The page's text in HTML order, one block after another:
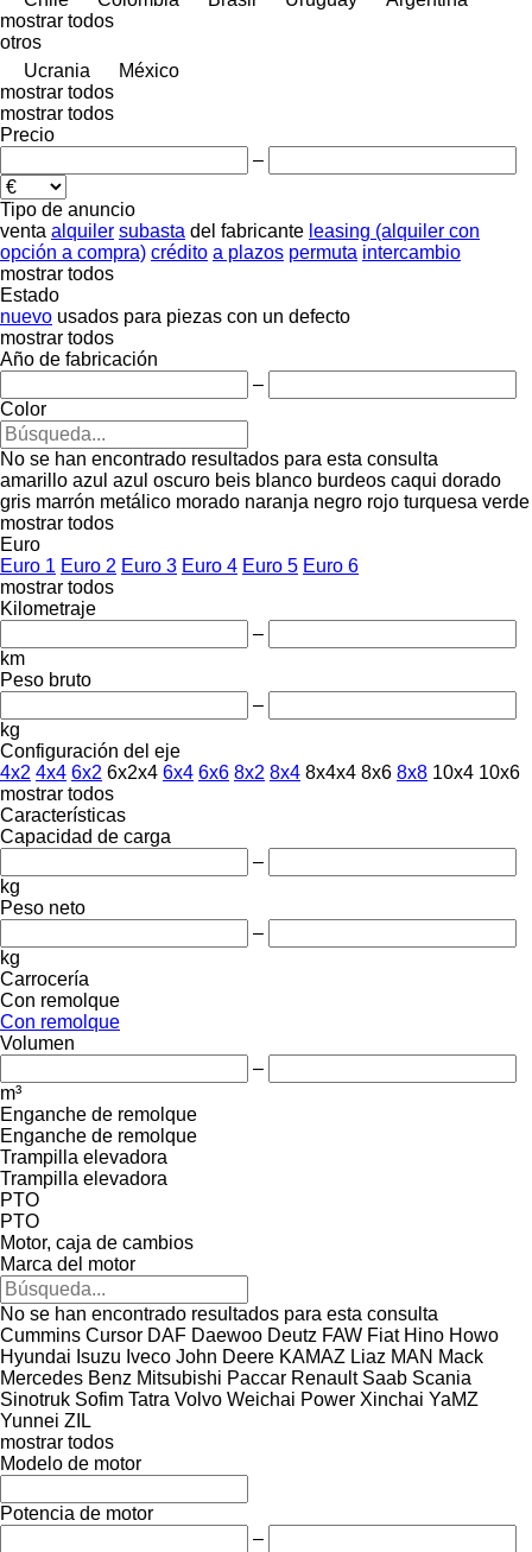
mostrar todos
otros
Ucrania
México
mostrar todos
mostrar todos
Precio
–
Tipo de anuncio
venta alquiler subasta del fabricante leasing (alquiler con
opción a compra) crédito a plazos permuta intercambio
mostrar todos
Estado
nuevo usados para piezas con un defecto
mostrar todos
Año de fabricación
–
Color
No se han encontrado resultados para esta consulta
amarillo azul azul oscuro beis blanco burdeos caqui dorado
gris marrón metálico morado naranja negro rojo turquesa verde
mostrar todos
Euro
Euro 1 Euro 2 Euro 3 Euro 4 Euro 5 Euro 6
mostrar todos
Kilometraje
–
km
Peso bruto
–
kg
Configuración del eje
4x2 4x4 6x2 6x2x4 6x4 6x6 8x2 8x4 8x4x4 8x6 8x8 10x4 10x6
mostrar todos
Características
Capacidad de carga
–
kg
Peso neto
–
kg
Carrocería
Con remolque
Con remolque
Volumen
–
m³
Enganche de remolque
Enganche de remolque
Trampilla elevadora
Trampilla elevadora
PTO
PTO
Motor, caja de cambios
Marca del motor
No se han encontrado resultados para esta consulta
Cummins Cursor DAF Daewoo Deutz FAW Fiat Hino Howo
Hyundai Isuzu Iveco John Deere KAMAZ Liaz MAN Mack
Mercedes Benz Mitsubishi Paccar Renault Saab Scania
Sinotruk Sofim Tatra Volvo Weichai Power Xinchai YaMZ
Yunnei ZIL
mostrar todos
Modelo de motor
Potencia de motor
–